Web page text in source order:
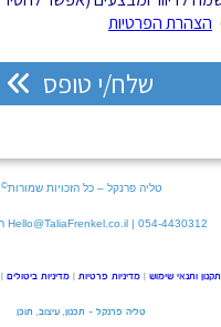
טליה פרנקל – כל הזכויות שמורות©
054-4430312 | Hello@TaliaFrenkel.co.il רמת השרון
תקנון ותנאי שימוש | מדיניות פרטיות | מדיניות ביטולים |
טליה פרנקל – תכנון, עיצוב, תוכן